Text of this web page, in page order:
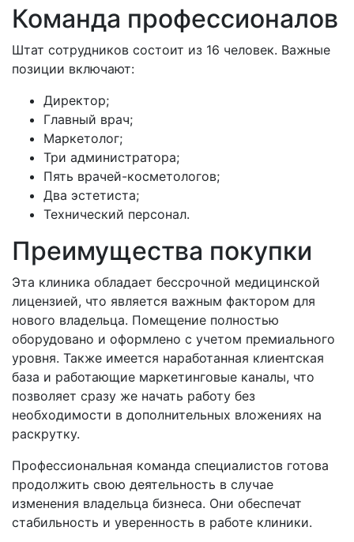
Команда профессионалов
Штат сотрудников состоит из 16 человек. Важные
позиции включают:
Директор;
Главный врач;
Маркетолог;
Три администратора;
Пять врачей-косметологов;
Два эстетиста;
Технический персонал.
Преимущества покупки
Эта клиника обладает бессрочной медицинской
лицензией, что является важным фактором для
нового владельца. Помещение полностью
оборудовано и оформлено с учетом премиального
уровня. Также имеется наработанная клиентская
база и работающие маркетинговые каналы, что
позволяет сразу же начать работу без
необходимости в дополнительных вложениях на
раскрутку.
Профессиональная команда специалистов готова
продолжить свою деятельность в случае
изменения владельца бизнеса. Они обеспечат
стабильность и уверенность в работе клиники.